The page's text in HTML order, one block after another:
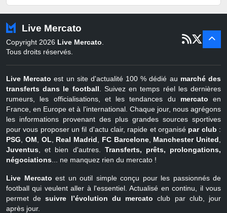
Pays-Bas
22 juin - 2 sept
Belgique
juil - 31
Live Mercato
Copyright 2026 Live Mercato
Tous droits réservés.
Live Mercato est un site d'actualité 100 % dédié au marché des
transferts dans le football . Suivez en temps réel les dernières
rumeurs, les officialisations, et les tendances du mercato en
France, en Europe et à l'international. Chaque jour, nous agrégons
les informations provenant des plus grandes sources sportives
pour vous proposer un fil d'actu clair, rapide et organisé par club :
PSG
OM OL Real Madrid FC Barcelone, Manchester United
Juventus , et bien d'autres. Transferts, prêts, prolongations,
négociations ... ne manquez rien du mercato !
Live Mercato est un outil simple conçu pour les passionnés de
football qui veulent aller à l'essentiel. Actualisé en continu, il vous
permet desuivre l’évolution du mercato club par club, jour
après jour.